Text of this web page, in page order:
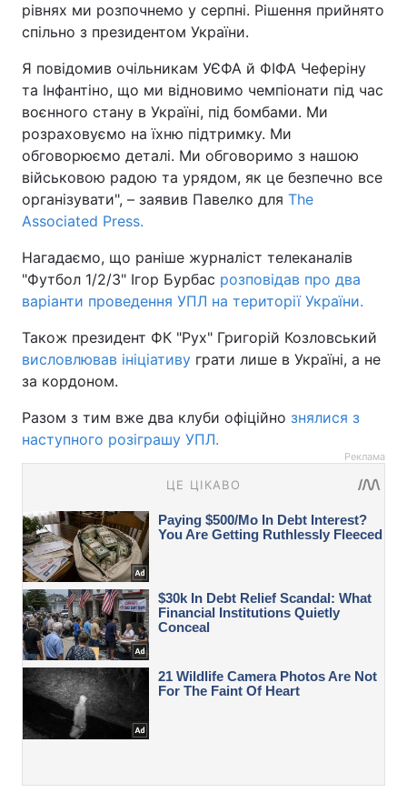
рівнях ми розпочнемо у серпні. Рішення прийнято
спільно з президентом України.
Я повідомив очільникам УЄФА й ФІФА Чеферіну
та Інфантіно, що ми відновимо чемпіонати під час
воєнного стану в Україні, під бомбами. Ми
розраховуємо на їхню підтримку. Ми
обговорюємо деталі. Ми обговоримо з нашою
військовою радою та урядом, як це безпечно все
організувати", – заявив Павелко для The
Associated Press.
Нагадаємо, що раніше журналіст телеканалів
"Футбол 1/2/3" Ігор Бурбас розповідав про два
варіанти проведення УПЛ на території України.
Також президент ФК "Рух" Григорій Козловський
висловлював ініціативу грати лише в Україні, а не
за кордоном.
Разом з тим вже два клуби офіційно знялися з
наступного розіграшу УПЛ.
Реклама